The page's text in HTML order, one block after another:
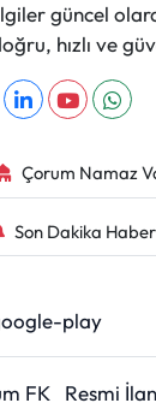
güncel
hızlı ve
Çorum Namaz
Son Dakika
FK Resmi İlan